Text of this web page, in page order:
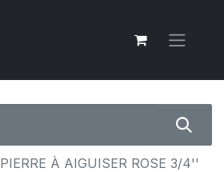
PIERRE À AIGUISER ROSE 3/4''